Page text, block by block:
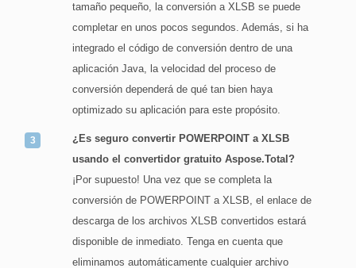
tamaño pequeño, la conversión a XLSB se puede
completar en unos pocos segundos. Además, si ha
integrado el código de conversión dentro de una
aplicación Java, la velocidad del proceso de
conversión dependerá de qué tan bien haya
optimizado su aplicación para este propósito.
¿Es seguro convertir POWERPOINT a XLSB
usando el convertidor gratuito Aspose.Total?
¡Por supuesto! Una vez que se completa la
conversión de POWERPOINT a XLSB, el enlace de
descarga de los archivos XLSB convertidos estará
disponible de inmediato. Tenga en cuenta que
eliminamos automáticamente cualquier archivo